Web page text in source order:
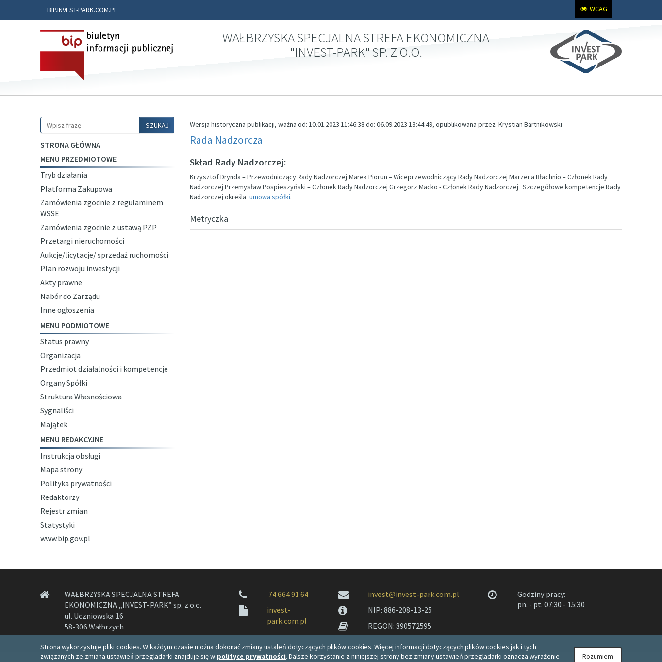
BIP.INVEST-PARK.COM.PL WCAG
WAŁBRZYSKA SPECJALNA STREFA EKONOMICZNA
"INVEST-PARK" SP. Z O.O.
Szukaj SZUKAJ
STRONA GŁÓWNA
MENU PRZEDMIOTOWE
Tryb działania
Platforma Zakupowa
Zamówienia zgodnie z regulaminem
WSSE
Zamówienia zgodnie z ustawą PZP
Przetargi nieruchomości
Aukcje/licytacje/ sprzedaż ruchomości
Plan rozwoju inwestycji
Akty prawne
Nabór do Zarządu
Inne ogłoszenia
MENU PODMIOTOWE
Status prawny
Organizacja
Przedmiot działalności i kompetencje
Organy Spółki
Struktura Własnościowa
Sygnaliści
Majątek
MENU REDAKCYJNE
Instrukcja obsługi
Mapa strony
Polityka prywatności
Redaktorzy
Rejestr zmian
Statystyki
www.bip.gov.pl
Wersja historyczna publikacji, ważna od: 10.01.2023 11:46:38 do: 06.09.2023 13:44:49, opublikowana przez: Krystian Bartnikowski
Rada Nadzorcza
Skład Rady Nadzorczej:
Krzysztof Drynda – Przewodniczący Rady Nadzorczej Marek Piorun – Wiceprzewodniczący Rady Nadzorczej Marzena Błachnio – Członek Rady
Nadzorczej Przemysław Pospieszyński – Członek Rady Nadzorczej Grzegorz Macko - Członek Rady Nadzorczej Szczegółowe kompetencje Rady
Nadzorczej określa umowa spółki.
Metryczka
WAŁBRZYSKA SPECJALNA STREFA
EKONOMICZNA „INVEST-PARK” sp. z o.o.
ul. Uczniowska 16
58-306 Wałbrzych
74 664 91 64
invest-
park.com.pl
invest@invest-park.com.pl
NIP: 886-208-13-25
REGON: 890572595
Godziny pracy:
pn. - pt. 07:30 - 15:30
Strona wykorzystuje pliki cookies. W każdym czasie można dokonać zmiany ustaleń dotyczących plików cookies. Więcej informacji dotyczących plików cookies jak i tych
związanych ze zmianą ustawień przeglądarki znajduje się w polityce prywatności. Dalsze korzystanie z niniejszej strony bez zmiany ustawień przeglądarki oznacza wyrażenie
Rozumiem